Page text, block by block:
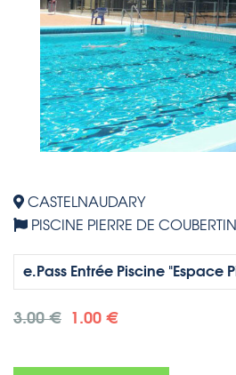
CASTELNAUDARY
PISCINE PIERRE DE COUBERTIN
3.00 € 1.00 €